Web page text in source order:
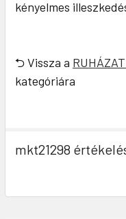
kényelmes
⮌ Vissza a
kategóriára
mkt21298